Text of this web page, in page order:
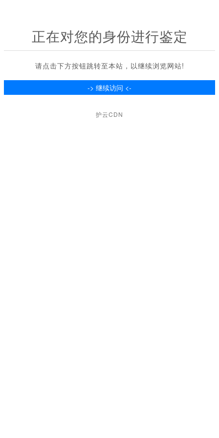
正在对您的身份进行鉴定
请点击下方按钮跳转至本站，以继续浏览网站!
护云CDN